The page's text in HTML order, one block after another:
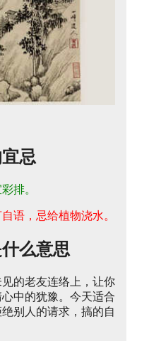
忌
排。
语，忌给植物浇水。
么意思
见的老友连络上，让你
中的犹豫。今天适合
别人的请求，搞的自